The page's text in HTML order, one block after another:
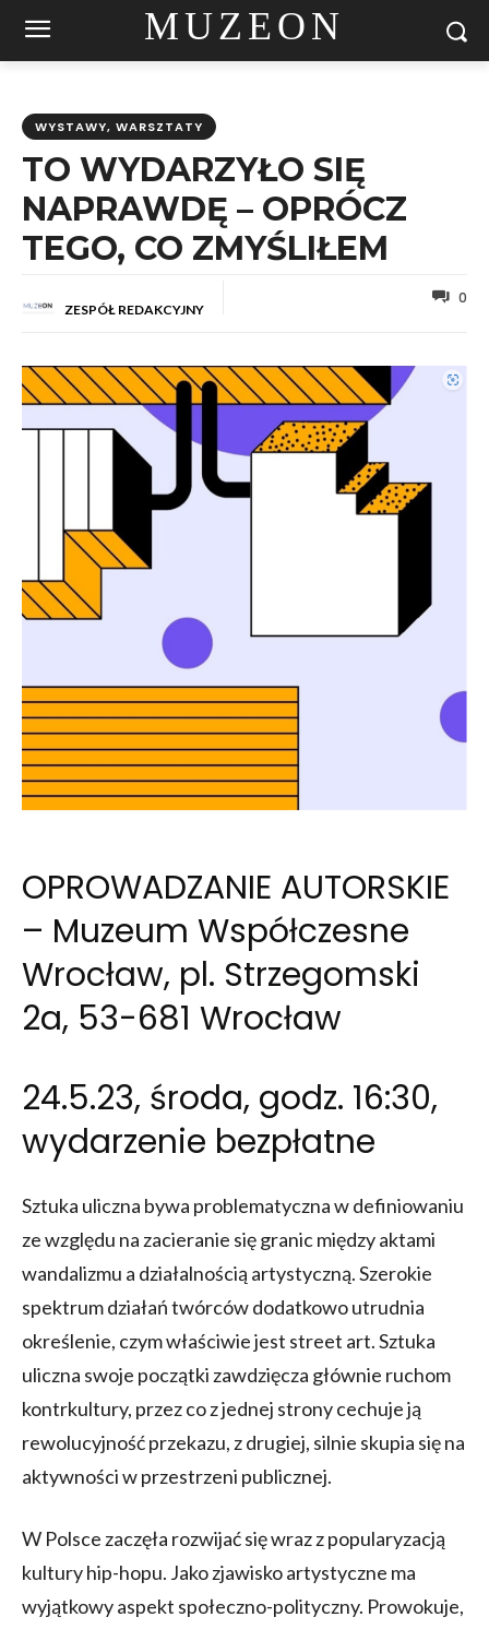
MUZEON
WYSTAWY, WARSZTATY
TO WYDARZYŁO SIĘ
NAPRAWDĘ – OPRÓCZ
TEGO, CO ZMYŚLIŁEM
ZESPÓŁ REDAKCYJNY
0
OPROWADZANIE AUTORSKIE
– Muzeum Współczesne
Wrocław, pl. Strzegomski
2a, 53-681 Wrocław
24.5.23, środa, godz. 16:30,
wydarzenie bezpłatne
Sztuka uliczna bywa problematyczna w definiowaniu
ze względu na zacieranie się granic między aktami
wandalizmu a działalnością artystyczną. Szerokie
spektrum działań twórców dodatkowo utrudnia
określenie, czym właściwie jest street art. Sztuka
uliczna swoje początki zawdzięcza głównie ruchom
kontrkultury, przez co z jednej strony cechuje ją
rewolucyjność przekazu, z drugiej, silnie skupia się na
aktywności w przestrzeni publicznej.
W Polsce zaczęła rozwijać się wraz z popularyzacją
kultury hip-hopu. Jako zjawisko artystyczne ma
wyjątkowy aspekt społeczno-polityczny. Prowokuje,